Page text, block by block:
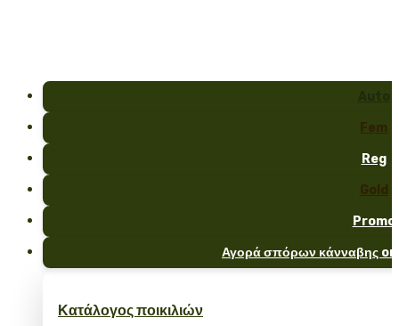
Fem
Reg
Gold
Promo
Αγορά σπόρων κάνναβης
Κατάλογος ποικιλιών